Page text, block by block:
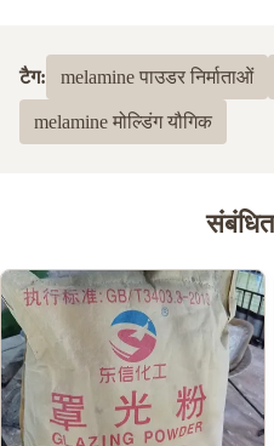
टैग: melamine पाउडर निर्माताओं
melamine मोल्डिंग यौगिक